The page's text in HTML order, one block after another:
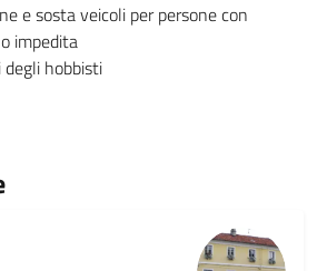
e sosta veicoli per persone con
impedita
degli hobbisti